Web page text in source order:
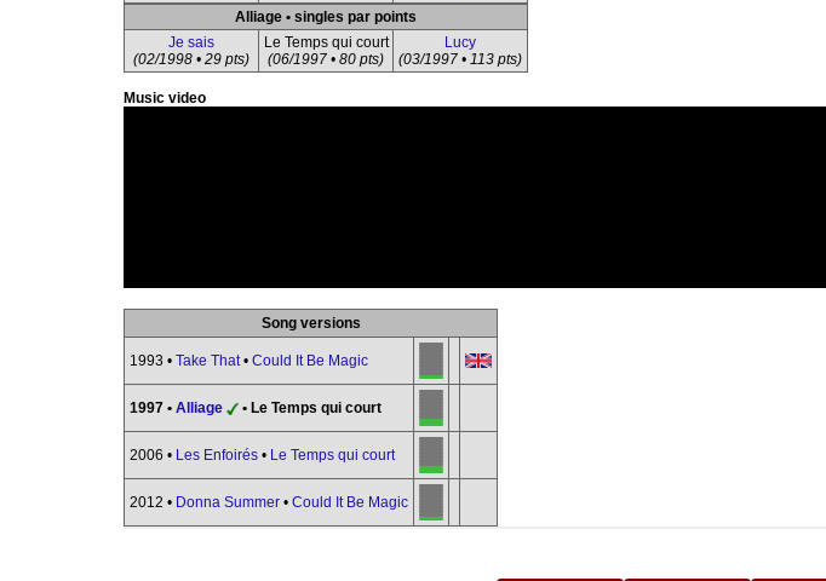
Alliage • singles par points
Je sais
(02/1998 • 29 pts)
Le Temps qui court
(06/1997 • 80 pts)
Lucy
(03/1997 • 113 pts)
Music video
Song versions
1993 • Take That• Could It Be Magic
1997 • Alliage • Le Temps qui court
2006 • Les Enfoirés • Le Temps qui court
2012 • Donna Summer • Could It Be Magic